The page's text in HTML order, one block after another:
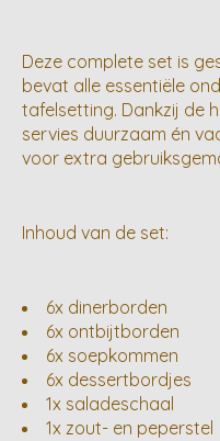
Deze complete set is
bevat alle essentiële
tafelsetting. Dankzij de
servies duurzaam én
voor extra
Inhoud van de set:
6x dinerborden
6x ontbijtborden
6x soepkommen
6x dessertbordjes
1x saladeschaal
1x zout- en peperstel